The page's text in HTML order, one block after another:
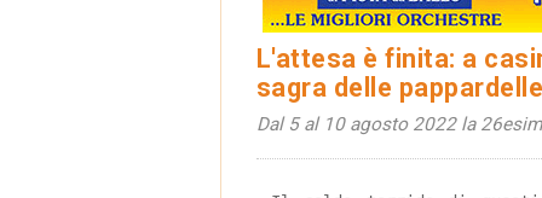
L'attesa è finita: a
sagra delle
Dal 5 al 10 agosto 2022 la